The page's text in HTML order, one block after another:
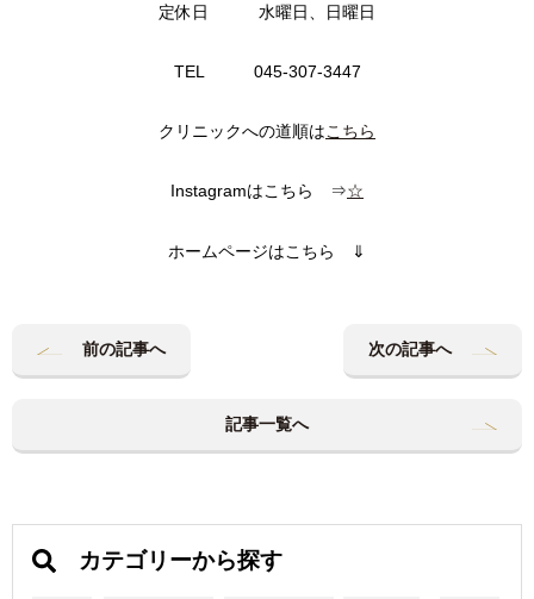
定休日 水曜日、日曜日
TEL 045-307-3447
クリニックへの道順はこちら
Instagramはこちら ⇒☆
ホームページはこちら ⇓
前の記事へ 次の記事へ
記事一覧へ
カテゴリーから探す